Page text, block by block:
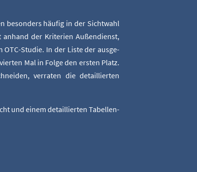
beson­ders häu­fig in der Sicht­wahl
anhand der Kri­te­ri­en Außen­dienst,
Stu­die. In der Lis­te der aus­ge­
Mal in Fol­ge den ers­ten Platz.
ver­ra­ten die detail­lier­ten
und einem detail­lier­ten Tabel­len­